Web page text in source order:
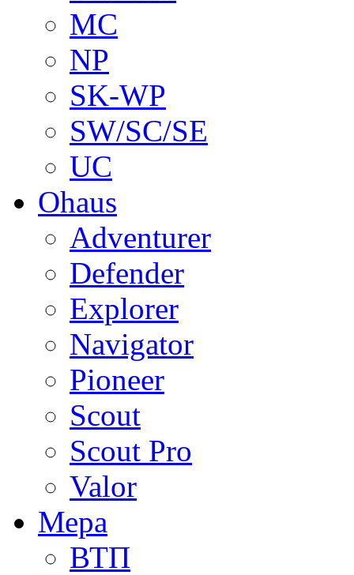
MC
NP
SK-WP
SW/SC/SE
UC
Ohaus
Adventurer
Defender
Explorer
Navigator
Pioneer
Scout
Scout Pro
Valor
Мера
ВТП